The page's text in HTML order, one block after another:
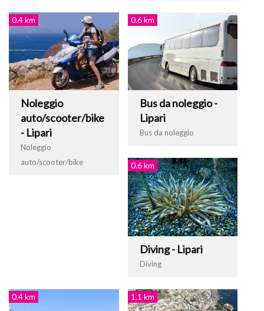
0.4 km
Noleggio
auto/scooter/bike
- Lipari
Noleggio
auto/scooter/bike
0.6 km
Bus da noleggio -
Lipari
Bus da noleggio
0.6 km
Diving - Lipari
Diving
0.4 km 1.1 km